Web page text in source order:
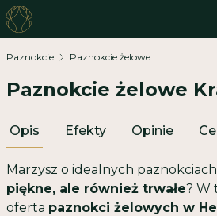
Paznokcie Paznokcie żelowe
Paznokcie żelowe
Opis Efekty Opinie
Marzysz o idealnych
piękne, ale również trwałe? W
oferta paznokci żelowych w